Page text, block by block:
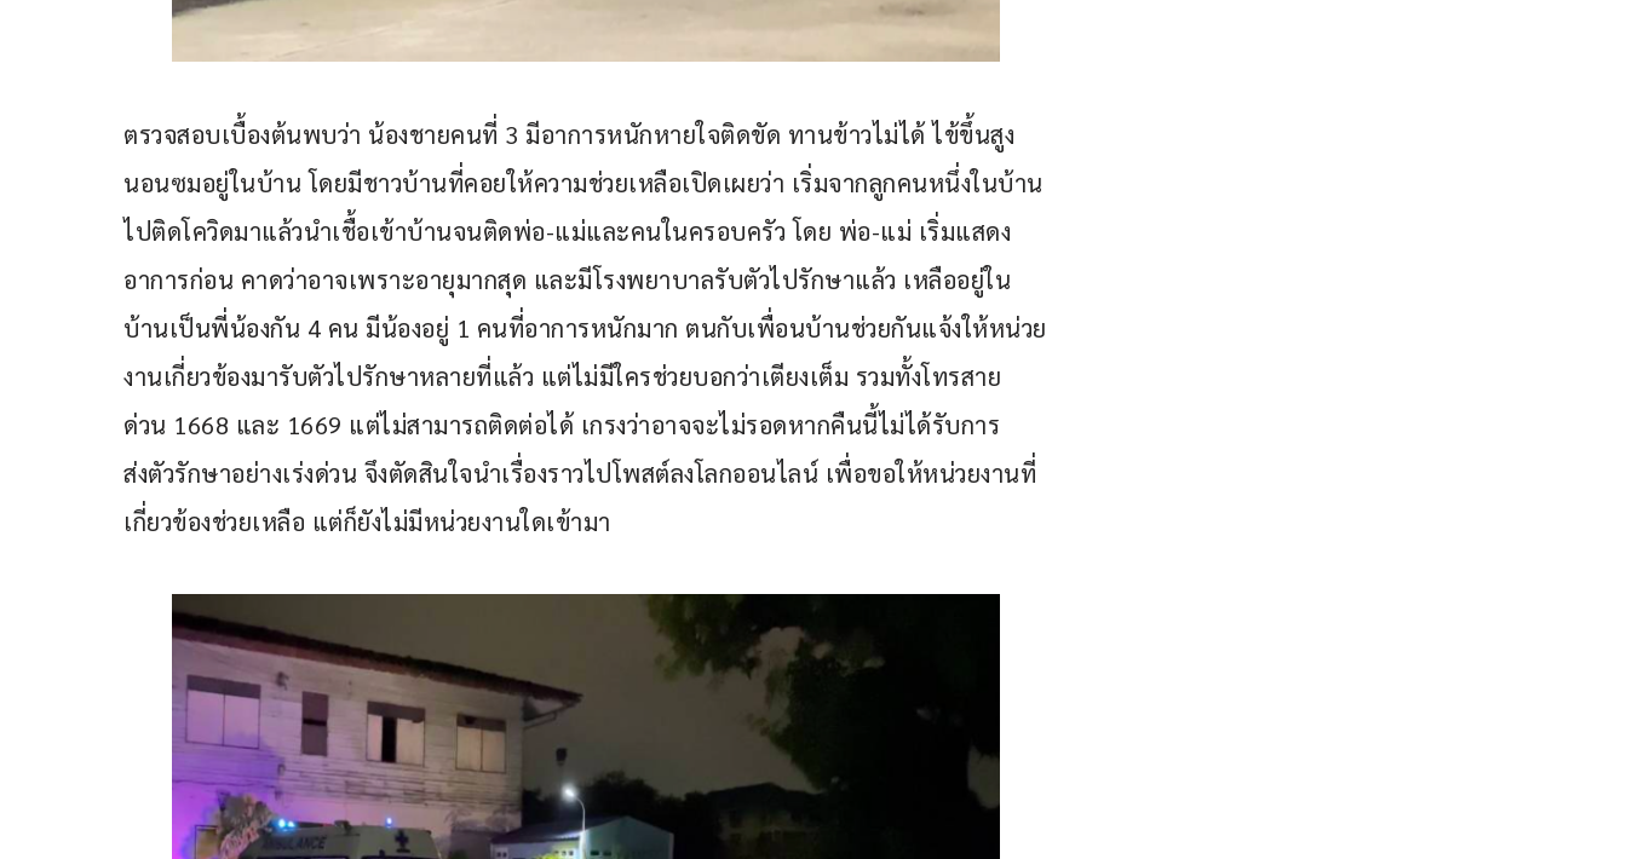
ตรวจสอบเบื้องต้นพบว่า น้องชายคนที่ 3 มีอาการหนักหายใจติดขัด ทานข้าวไม่ได้ ไข้ขึ้นสูง
นอนซมอยู่ในบ้าน โดยมีชาวบ้านที่คอยให้ความช่วยเหลือเปิดเผยว่า เริ่มจากลูกคนหนึ่งในบ้าน
ไปติดโควิดมาแล้วนำเชื้อเข้าบ้านจนติดพ่อ-แม่และคนในครอบครัว โดย พ่อ-แม่ เริ่มแสดง
อาการก่อน คาดว่าอาจเพราะอายุมากสุด และมีโรงพยาบาลรับตัวไปรักษาแล้ว เหลืออยู่ใน
บ้านเป็นพี่น้องกัน 4 คน มีน้องอยู่ 1 คนที่อาการหนักมาก ตนกับเพื่อนบ้านช่วยกันแจ้งให้หน่วย
งานเกี่ยวข้องมารับตัวไปรักษาหลายที่แล้ว แต่ไม่มีใครช่วยบอกว่าเตียงเต็ม รวมทั้งโทรสาย
ด่วน 1668 และ 1669 แต่ไม่สามารถติดต่อได้ เกรงว่าอาจจะไม่รอดหากคืนนี้ไม่ได้รับการ
ส่งตัวรักษาอย่างเร่งด่วน จึงตัดสินใจนำเรื่องราวไปโพสต์ลงโลกออนไลน์ เพื่อขอให้หน่วยงานที่
เกี่ยวข้องช่วยเหลือ แต่ก็ยังไม่มีหน่วยงานใดเข้ามา